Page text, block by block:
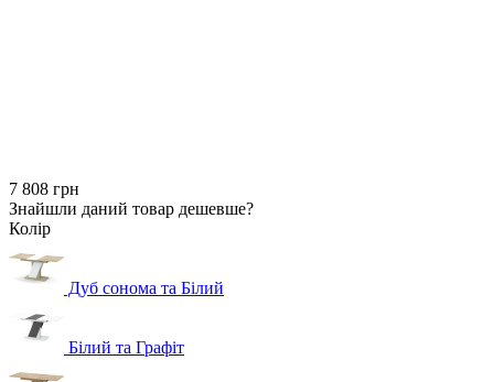
7 808 грн
Знайшли даний товар дешевше?
Колір
Дуб сонома та Білий
Білий та Графіт